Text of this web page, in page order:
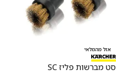
אזל מהמלאי
סט מברשות פליז SC